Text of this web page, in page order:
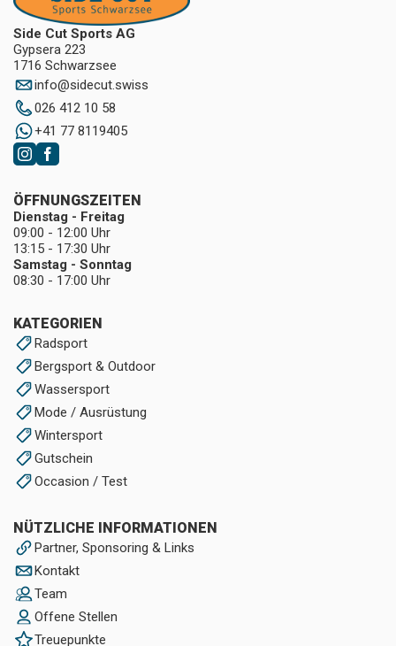
Side Cut Sports AG
Gypsera 223
1716 Schwarzsee
info@sidecut.swiss
026 412 10 58
+41 77 8119405
KATEGORIEN
Radsport
Bergsport & Outdoor
Wassersport
Mode / Ausrüstung
Wintersport
Gutschein
Occasion / Test
NÜTZLICHE INFORMATIONEN
Partner, Sponsoring & Links
Kontakt
Team
Offene Stellen
Treuepunkte
ÖFFNUNGSZEITEN
Dienstag - Freitag
09:00 - 12:00 Uhr
13:15 - 17:30 Uhr
Samstag - Sonntag
08:30 - 17:00 Uhr